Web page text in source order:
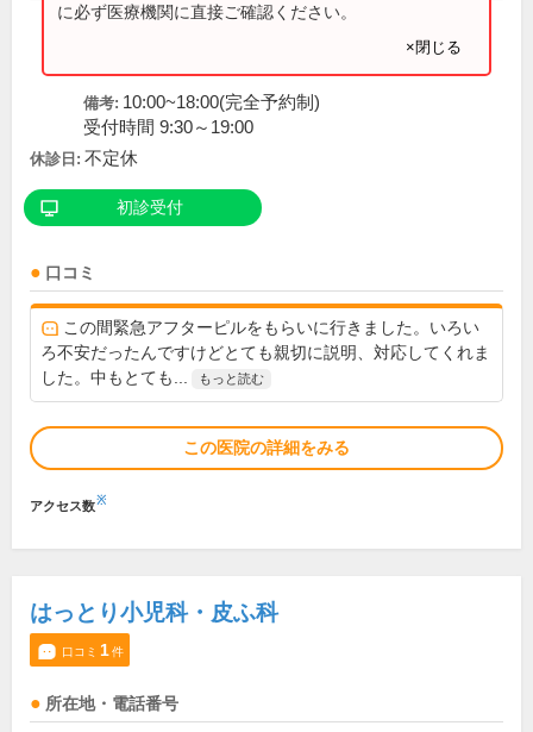
に必ず医療機関に直接ご確認ください。
×閉じる
備考: 10:00~18:00(完全予約制)
受付時間 9:30～19:00
休診日: 不定休
初診受付
口コミ
この間緊急アフターピルをもらいに行きました。いろい
ろ不安だったんですけどとても親切に説明、対応してくれま
した。中もとても...
もっと読む
この医院の詳細をみる
アクセス数※
はっとり小児科・皮ふ科
口コミ 1件
所在地・電話番号